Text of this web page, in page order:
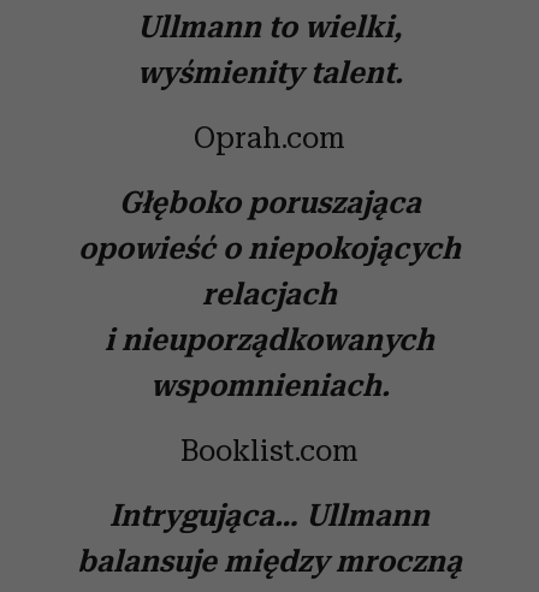
Ullmann to wielki,
wyśmienity talent.
Oprah.com
Głęboko poruszająca
opowieść o niepokojących
relacjach
i nieuporządkowanych
wspomnieniach.
Booklist.com
Intrygująca… Ullmann
balansuje między mroczną